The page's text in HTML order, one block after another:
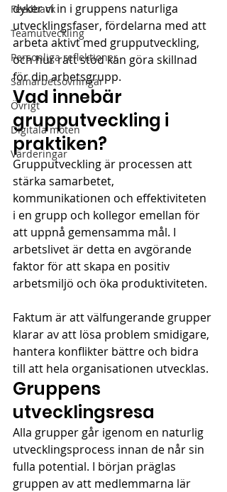
Feedback
Teamutveckling
Personliga reflektioner
Samarbetsövningar
Övrigt
Digitala möten
Värderingar
dyker vi in i gruppens naturliga
utvecklingsfaser, fördelarna med att
arbeta aktivt med grupputveckling,
och hur rätt stöd kan göra skillnad
för din arbetsgrupp.
Vad innebär
grupputveckling i
praktiken?
Grupputveckling är processen att
stärka samarbetet,
kommunikationen och effektiviteten
i en grupp och kollegor emellan för
att uppnå gemensamma mål. I
arbetslivet är detta en avgörande
faktor för att skapa en positiv
arbetsmiljö och öka produktiviteten.
Faktum är att välfungerande grupper
klarar av att lösa problem smidigare,
hantera konflikter bättre och bidra
till att hela organisationen utvecklas.
Gruppens
utvecklingsresa
Alla grupper går igenom en naturlig
utvecklingsprocess innan de når sin
fulla potential. I början präglas
gruppen av att medlemmarna lär